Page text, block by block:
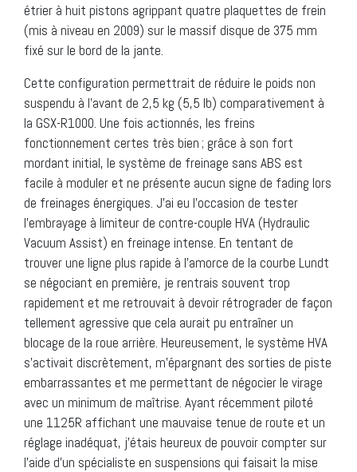
étrier à huit pistons agrippant quatre plaquettes de frein
(mis à niveau en 2009) sur le massif disque de 375 mm
fixé sur le bord de la jante.
Cette configuration permettrait de réduire le poids non
suspendu à l’avant de 2,5 kg (5,5 lb) comparativement à
la GSX-R1000. Une fois actionnés, les freins
fonctionnement certes très bien ; grâce à son fort
mordant initial, le système de freinage sans ABS est
facile à moduler et ne présente aucun signe de fading lors
de freinages énergiques. J’ai eu l’occasion de tester
l’embrayage à limiteur de contre-couple HVA (Hydraulic
Vacuum Assist) en freinage intense. En tentant de
trouver une ligne plus rapide à l’amorce de la courbe Lundt
se négociant en première, je rentrais souvent trop
rapidement et me retrouvait à devoir rétrograder de façon
tellement agressive que cela aurait pu entraîner un
blocage de la roue arrière. Heureusement, le système HVA
s’activait discrètement, m’épargnant des sorties de piste
embarrassantes et me permettant de négocier le virage
avec un minimum de maîtrise. Ayant récemment piloté
une 1125R affichant une mauvaise tenue de route et un
réglage inadéquat, j’étais heureux de pouvoir compter sur
l’aide d’un spécialiste en suspensions qui faisait la mise